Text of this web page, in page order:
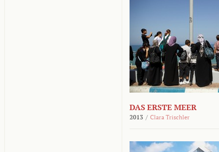
DAS ERSTE MEER
2013 / Clara Trischler